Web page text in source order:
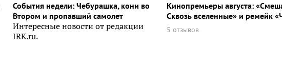
События недели: Чебурашка, кони во
Втором и пропавший самолет
Интересные новости от редакции
IRK.ru.
Кинопремьеры августа:
Сквозь вселенные» и ремейк
5 отзывов